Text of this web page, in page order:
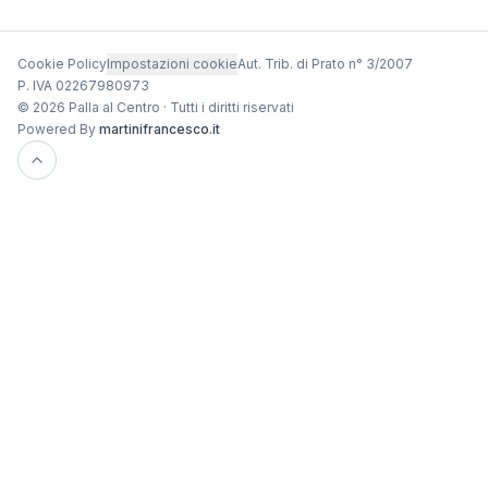
Cookie PolicyImpostazioni cookieAut. Trib. di Prato n° 3/2007
P. IVA 02267980973
© 2026 Palla al Centro · Tutti i diritti riservati
Powered By martinifrancesco.it